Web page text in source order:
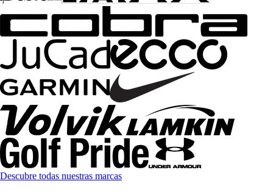
Descubre todas nuestras marcas